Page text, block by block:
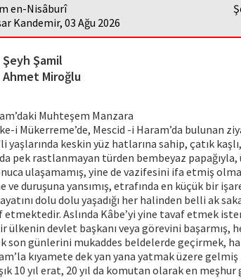
en-Nisâburî
Kandemir, 03 Ağu 2026
Şeyh Şamil
Ahmet Miroğlu
Muhteşem Manzara
i Mükerreme’de, Mescid -i Haram’da bulunan
yaşlarında keskin yüz hatlarına sahip, çatık kaşlı,
pek rastlanmayan türden bembeyaz
ulaşamamış, yine de vazifesini ifa etmiş
ve duruşuna yansımış, etrafında en küçük bir
dolu dolu yaşadığı her halinden belli ak
etmektedir. Aslında Kâbe’yi yine tavaf etmek
ülkenin devlet başkanı veya görevini başarmış,
son günlerini mukaddes beldelerde geçirmek,
kıyamete dek yan yana yatmak üzere
10 yıl erat, 20 yıl da komutan olarak en